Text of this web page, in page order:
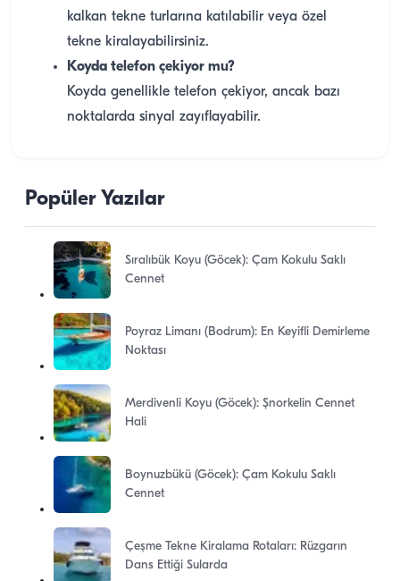
kalkan tekne turlarına katılabilir veya özel
tekne kiralayabilirsiniz.
Koyda telefon çekiyor mu?
Koyda genellikle telefon çekiyor, ancak bazı
noktalarda sinyal zayıflayabilir.
Popüler Yazılar
Sıralıbük Koyu (Göcek): Çam Kokulu Saklı
Cennet
Poyraz Limanı (Bodrum): En Keyifli Demirleme
Noktası
Merdivenli Koyu (Göcek): Şnorkelin Cennet
Hali
Boynuzbükü (Göcek): Çam Kokulu Saklı
Cennet
Çeşme Tekne Kiralama Rotaları: Rüzgarın
Dans Ettiği Sularda